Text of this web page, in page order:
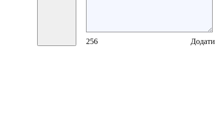
256
Додати